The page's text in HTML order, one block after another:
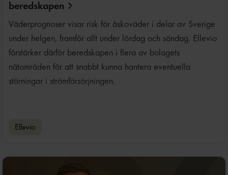
beredskapen
Väderprognoser visar risk för åskoväder i delar av Sverige
under helgen, framför allt under lördag och söndag. Ellevio
förstärker därför beredskapen i flera av bolagets
nätområden för att snabbt kunna hantera eventuella
störningar i strömförsörjningen.
Ellevio